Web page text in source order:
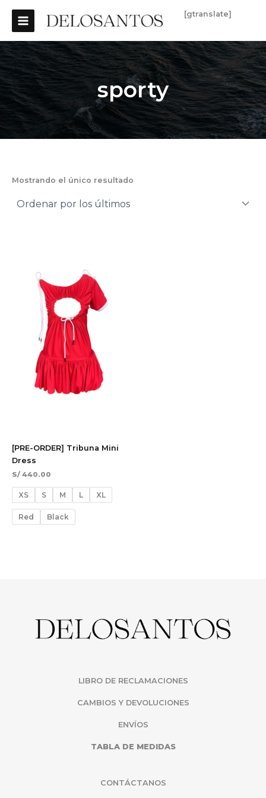
contenido
MAIN
MENU
[gtranslate]
sporty
Mostrando el único resultado
[PRE-ORDER] Tribuna Mini
Dress
S/ 440.00
XS S M L XL
Red Black
LIBRO DE RECLAMACIONES
CAMBIOS Y DEVOLUCIONES
ENVÍOS
TABLA DE MEDIDAS
CONTÁCTANOS